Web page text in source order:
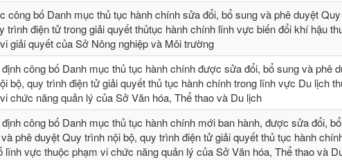
công bố Danh mục thủ tục hành chính sửa đổi, bổ sung và phê duyệt
trình điện tử trong giải quyết thủtục hành chính lĩnh vực biến đổi khí hậu
giải quyết của Sở Nông nghiệp và Môi trường
công bố Danh mục thủ tục hành chính được sửa đổi, bổ sung và phê
bộ, quy trình điện tử giải quyết thủ tục hành chính trong lĩnh vực Du lịch
chức năng quản lý của Sở Văn hóa, Thể thao và Du lịch
công bố Danh mục thủ tục hành chính mới ban hành, được sửa đổi,
phê duyệt Quy trình nội bộ, quy trình điện tử giải quyết thủ tục hành
lĩnh vực thuộc phạm vi chức năng quản lý của Sở Văn hóa, Thể thao và